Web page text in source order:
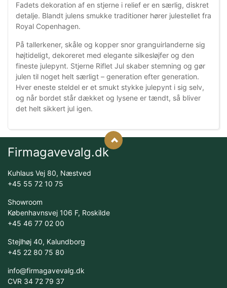
Fadets dekoration af en stjerne i relief er en særlig, diskret
detalje. Blandt julens smukke traditioner hører julestellet fra
Royal Copenhagen.
På tallerkener, skåle og kopper snor granguirlanderne sig
højtideligt, dekoreret med elegante silkesløjfer og den
fineste julepynt. Stjerne Riflet Jul skaber stemning og gør
julen til noget helt særligt – generation efter generation.
Hver eneste steldel er et smukt stykke julepynt i sig selv,
og når bordet står dækket og lysene er tændt, så bliver
det helt sikkert jul igen.
Firmagavevalg.dk
Kuhlaus Vej 80, Næstved
+45 55 72 10 75
Showroom
Københavnsvej 106 F, Roskilde
+45 46 77 02 00
Stejlhøj 40, Kalundborg
+45 22 80 75 80
info@firmagavevalg.dk
CVR 34 72 79 37